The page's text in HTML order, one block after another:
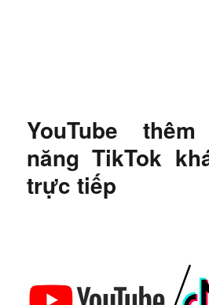
YouTube
năng TikTok
trực tiếp